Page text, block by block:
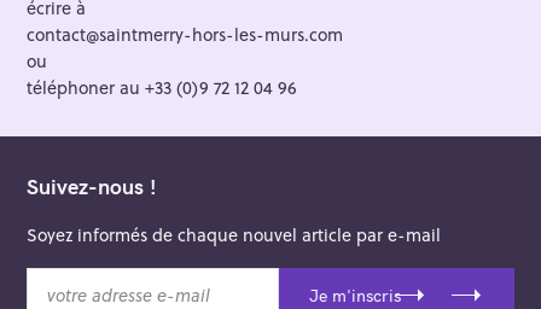
écrire à
contact@saintmerry-hors-les-murs.com
ou
téléphoner au +33 (0)9 72 12 04 96
Suivez-nous !
Soyez informés de chaque nouvel article par e-mail
Je m'inscris